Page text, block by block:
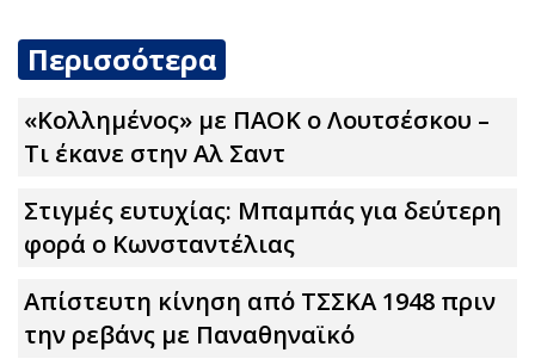
Περισσότερα
«Κολλημένος» με ΠΑΟΚ ο Λουτσέσκου –
Τι έκανε στην Αλ Σαντ
Στιγμές ευτυχίας: Μπαμπάς για δεύτερη
φορά ο Κωνσταντέλιας
Απίστευτη κίνηση από ΤΣΣΚΑ 1948 πριν
την ρεβάνς με Παναθηναϊκό